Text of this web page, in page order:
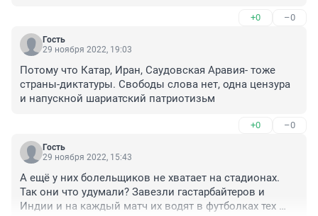
+0 –0
Гость
29 ноября 2022, 19:03
Потому что Катар, Иран, Саудовская Аравия- тоже
страны-диктатуры. Свободы слова нет, одна цензура
и напускной шариатский патриотизьм
+0 –0
Гость
29 ноября 2022, 15:43
А ещё у них болельщиков не хватает на стадионах.
Так они что удумали? Завезли гастарбайтеров и
Индии и на каждый матч их водят в футболках тех